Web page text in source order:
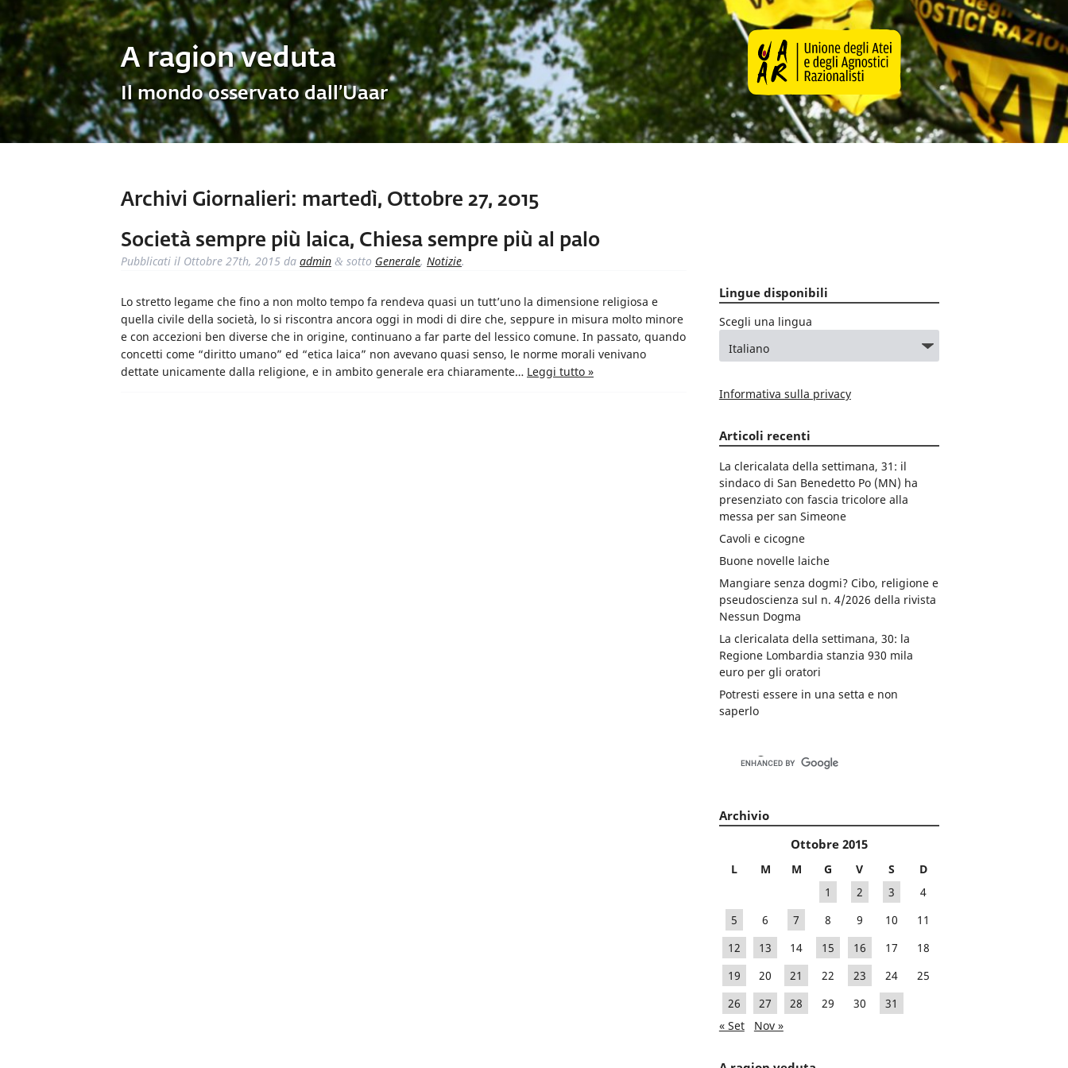
A ragion veduta
Il mondo osservato dall’Uaar
Archivi Giornalieri: martedì, Ottobre 27, 2015
Società sempre più laica, Chiesa sempre più al palo
Pubblicati il Ottobre 27th, 2015 da admin & sotto Generale, Notizie.
Lo stretto legame che fino a non molto tempo fa rendeva quasi un tutt’uno la dimensione religiosa e
quella civile della società, lo si riscontra ancora oggi in modi di dire che, seppure in misura molto minore
e con accezioni ben diverse che in origine, continuano a far parte del lessico comune. In passato, quando
concetti come “diritto umano” ed “etica laica” non avevano quasi senso, le norme morali venivano
dettate unicamente dalla religione, e in ambito generale era chiaramente… Leggi tutto »
Lingue disponibili
Scegli una lingua
Informativa sulla privacy
Articoli recenti
La clericalata della settimana, 31: il
sindaco di San Benedetto Po (MN) ha
presenziato con fascia tricolore alla
messa per san Simeone
Cavoli e cicogne
Buone novelle laiche
Mangiare senza dogmi? Cibo, religione e
pseudoscienza sul n. 4/2026 della rivista
Nessun Dogma
La clericalata della settimana, 30: la
Regione Lombardia stanzia 930 mila
euro per gli oratori
Potresti essere in una setta e non
saperlo
Archivio
Ottobre 2015
L M M G V S
D
1
2 3
4
5
6 7 8 9 10
11
12
13 14 15 16 17
18
19
20 21 22 23 24
25
26
27 28 29 30
31
« Set
Nov »